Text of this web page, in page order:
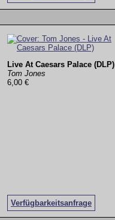
Live At Caesars Palace (DLP)
Tom Jones
6,00 €
Verfügbarkeitsanfrage